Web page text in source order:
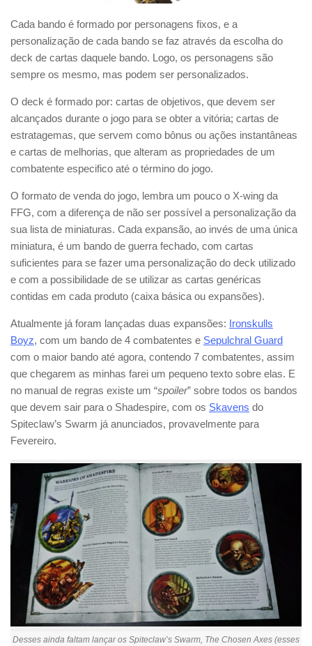
Cada bando é formado por personagens fixos, e a
personalização de cada bando se faz através da escolha do
deck de cartas daquele bando. Logo, os personagens são
sempre os mesmo, mas podem ser personalizados.
O deck é formado por: cartas de objetivos, que devem ser
alcançados durante o jogo para se obter a vitória; cartas de
estratagemas, que servem como bônus ou ações instantâneas
e cartas de melhorias, que alteram as propriedades de um
combatente especifico até o término do jogo.
O formato de venda do jogo, lembra um pouco o X-wing da
FFG, com a diferença de não ser possível a personalização da
sua lista de miniaturas. Cada expansão, ao invés de uma única
miniatura, é um bando de guerra fechado, com cartas
suficientes para se fazer uma personalização do deck utilizado
e com a possibilidade de se utilizar as cartas genéricas
contidas em cada produto (caixa básica ou expansões).
Atualmente já foram lançadas duas expansões: Ironskulls
Boyz, com um bando de 4 combatentes e Sepulchral Guard
com o maior bando até agora, contendo 7 combatentes, assim
que chegarem as minhas farei um pequeno texto sobre elas. E
no manual de regras existe um “spoiler” sobre todos os bandos
que devem sair para o Shadespire, com os Skavens do
Spiteclaw’s Swarm já anunciados, provavelmente para
Fevereiro.
Desses ainda faltam lançar os Spiteclaw’s Swarm, The Chosen Axes (esses